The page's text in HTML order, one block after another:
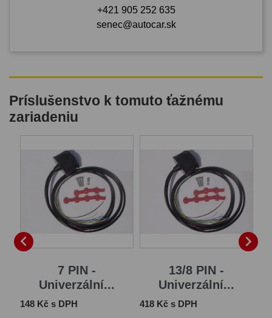
+421 905 252 635
senec@autocar.sk
Príslušenstvo k tomuto ťažnému
zariadeniu

7 PIN -
Univerzální...
Cena
148 Kč s DPH
13/8 PIN -
Univerzální...
Cena
418 Kč s DPH
